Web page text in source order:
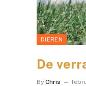
DIEREN
De
By Chris